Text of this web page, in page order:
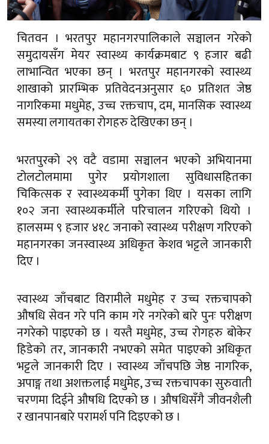
चितवन । भरतपुर महानगरपालिकाले सञ्चालन गरेको
समुदायसँग मेयर स्वास्थ्य कार्यक्रमबाट ९ हजार बढी
लाभान्वित भएका छन् । भरतपुर महानगरको स्वास्थ्य
शाखाको प्रारम्भिक प्रतिवेदनअनुसार ६० प्रतिशत जेष्ठ
नागरिकमा मधुमेह, उच्च रक्तचाप, दम, मानसिक स्वास्थ्य
समस्या लगायतका रोगहरु देखिएका छन् ।
भरतपुरको २९ वटै वडामा सञ्चालन भएको अभियानमा
टोलटोलमामा पुगेर प्रयोगशाला सुविधासहितका
चिकित्सक र स्वास्थ्यकर्मी पुगेका थिए । यसका लागि
१०२ जना स्वास्थ्यकर्मीले परिचालन गरिएको थियो ।
हालसम्म ९ हजार ४१८ जनाको स्वास्थ्य परीक्षण गरिएको
महानगरका जनस्वास्थ्य अधिकृत केशव भट्टले जानकारी
दिए ।
स्वास्थ्य जाँचबाट विरामीले मधुमेह र उच्च रक्तचापको
औषधि सेवन गरे पनि काम गरे नगरेको बारे पुनः परीक्षण
नगरेको पाइएको छ । यस्तै मधुमेह, उच्च रोगहरु बोकेर
हिडेको तर, जानकारी नभएको समेत पाइएको अधिकृत
भट्टले जानकारी दिए । स्वास्थ्य जाँचपछि जेष्ठ नागरिक,
अपाङ्ग तथा अशक्तलाई मधुमेह, उच्च रक्तचापका सुरुवाती
चरणमा दिईने औषधि दिएको छ । औषधिसँगै जीवनशैली
र खानपानबारे परामर्श पनि दिइएको छ ।